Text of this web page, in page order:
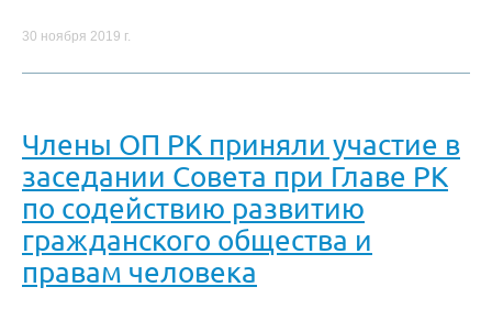
30 ноября 2019 г.
Члены ОП РК приняли участие в
заседании Совета при Главе РК
по содействию развитию
гражданского общества и
правам человека